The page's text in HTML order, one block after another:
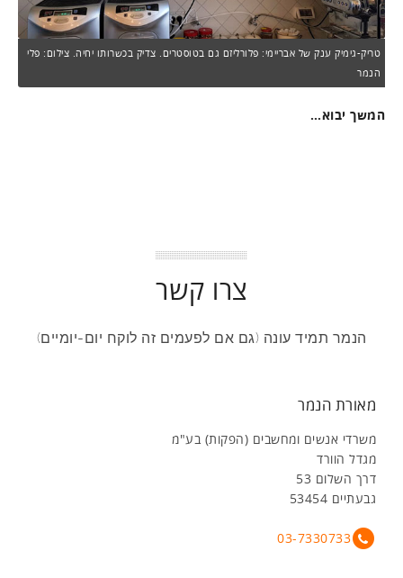
טריק-גימיק ענק של אבריימי: פלורליזם גם בטוסטרים. צדיק בכשרותו יחיה. צילום: פלי
הנמר
המשך יבוא…
צרו קשר
הנמר תמיד עונה (גם אם לפעמים זה לוקח יום-יומיים)
מאורת הנמר
משרדי אנשים ומחשבים (הפקות) בע"מ
מגדל הוורד
דרך השלום 53
גבעתיים 53454
03-7330733